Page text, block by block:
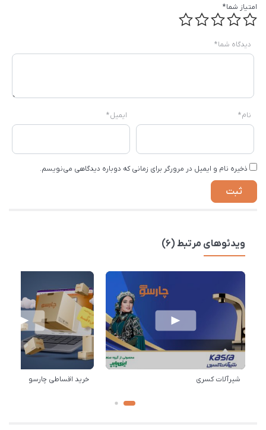
امتیاز شما*
دیدگاه شما*
نام* ایمیل*
ذخیره نام و ایمیل در مرورگر برای زمانی که دوباره دیدگاهی می‌نویسم.
ویدئوهای مرتبط (6)
شیرآلات کسری خرید اقساطی چارسو